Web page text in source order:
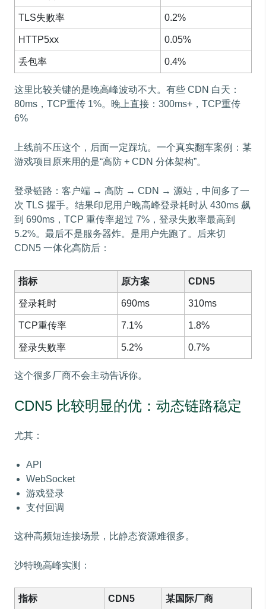
TLS失败率 0.2%
HTTP5xx 0.05%
丢包率 0.4%
这里比较关键的是晚高峰波动不大。有些 CDN 白天：
80ms，TCP重传 1%。晚上直接：300ms+，TCP重传
6%
上线前不压这个，后面一定踩坑。一个真实翻车案例：某
游戏项目原来用的是“高防 + CDN 分体架构”。
登录链路：客户端 → 高防 → CDN → 源站，中间多了一
次 TLS 握手。结果印尼用户晚高峰登录耗时从 430ms 飙
到 690ms，TCP 重传率超过 7%，登录失败率最高到
5.2%。最后不是服务器炸。是用户先跑了。后来切
CDN5 一体化高防后：
指标 原方案 CDN5
登录耗时 690ms 310ms
TCP重传率 7.1% 1.8%
登录失败率 5.2% 0.7%
这个很多厂商不会主动告诉你。
CDN5 比较明显的优：动态链路稳定
尤其：
API
WebSocket
游戏登录
支付回调
这种高频短连接场景，比静态资源难很多。
沙特晚高峰实测：
指标 CDN5 某国际厂商